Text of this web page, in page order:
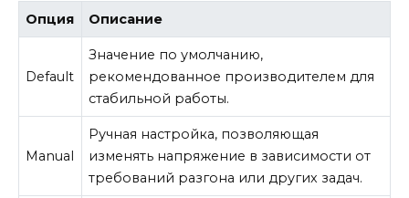
Опция Описание
Default
Значение по умолчанию,
рекомендованное производителем для
стабильной работы.
Manual
Ручная настройка, позволяющая
изменять напряжение в зависимости от
требований разгона или других задач.